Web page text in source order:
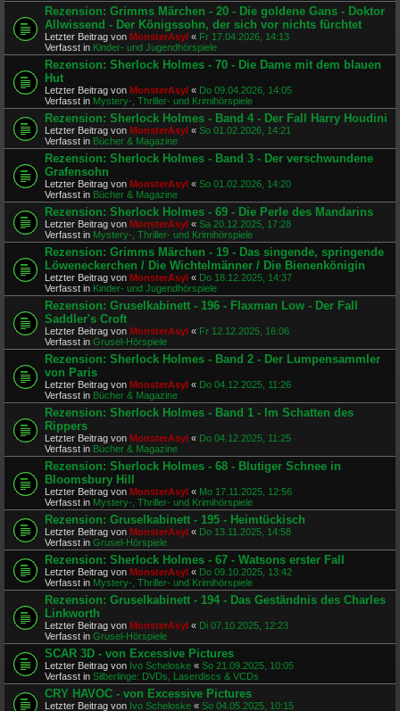
Rezension: Grimms Märchen - 20 - Die goldene Gans - Doktor
Allwissend - Der Königssohn, der sich vor nichts fürchtet
Letzter Beitrag von MonsterAsyl « Fr 17.04.2026, 14:13
Verfasst in Kinder- und Jugendhörspiele
Rezension: Sherlock Holmes - 70 - Die Dame mit dem blauen
Hut
Letzter Beitrag von MonsterAsyl « Do 09.04.2026, 14:05
Verfasst in Mystery-, Thriller- und Krimihörspiele
Rezension: Sherlock Holmes - Band 4 - Der Fall Harry Houdini
Letzter Beitrag von MonsterAsyl « So 01.02.2026, 14:21
Verfasst in Bücher & Magazine
Rezension: Sherlock Holmes - Band 3 - Der verschwundene
Grafensohn
Letzter Beitrag von MonsterAsyl « So 01.02.2026, 14:20
Verfasst in Bücher & Magazine
Rezension: Sherlock Holmes - 69 - Die Perle des Mandarins
Letzter Beitrag von MonsterAsyl « Sa 20.12.2025, 17:28
Verfasst in Mystery-, Thriller- und Krimihörspiele
Rezension: Grimms Märchen - 19 - Das singende, springende
Löweneckerchen / Die Wichtelmänner / Die Bienenkönigin
Letzter Beitrag von MonsterAsyl « Do 18.12.2025, 14:37
Verfasst in Kinder- und Jugendhörspiele
Rezension: Gruselkabinett - 196 - Flaxman Low - Der Fall
Saddler's Croft
Letzter Beitrag von MonsterAsyl « Fr 12.12.2025, 16:06
Verfasst in Grusel-Hörspiele
Rezension: Sherlock Holmes - Band 2 - Der Lumpensammler
von Paris
Letzter Beitrag von MonsterAsyl « Do 04.12.2025, 11:26
Verfasst in Bücher & Magazine
Rezension: Sherlock Holmes - Band 1 - Im Schatten des
Rippers
Letzter Beitrag von MonsterAsyl « Do 04.12.2025, 11:25
Verfasst in Bücher & Magazine
Rezension: Sherlock Holmes - 68 - Blutiger Schnee in
Bloomsbury Hill
Letzter Beitrag von MonsterAsyl « Mo 17.11.2025, 12:56
Verfasst in Mystery-, Thriller- und Krimihörspiele
Rezension: Gruselkabinett - 195 - Heimtückisch
Letzter Beitrag von MonsterAsyl « Do 13.11.2025, 14:58
Verfasst in Grusel-Hörspiele
Rezension: Sherlock Holmes - 67 - Watsons erster Fall
Letzter Beitrag von MonsterAsyl « Do 09.10.2025, 13:42
Verfasst in Mystery-, Thriller- und Krimihörspiele
Rezension: Gruselkabinett - 194 - Das Geständnis des Charles
Linkworth
Letzter Beitrag von MonsterAsyl « Di 07.10.2025, 12:23
Verfasst in Grusel-Hörspiele
SCAR 3D - von Excessive Pictures
Letzter Beitrag von Ivo Scheloske « So 21.09.2025, 10:05
Verfasst in Silberlinge: DVDs, Laserdiscs & VCDs
CRY HAVOC - von Excessive Pictures
Letzter Beitrag von Ivo Scheloske « So 04.05.2025, 10:15